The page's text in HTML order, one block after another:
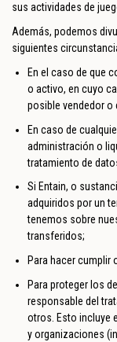
sus actividades de
Además, podemos
siguientes
En el caso de que
o activo, en cuyo
posible vendedor
En caso de
administración o
tratamiento de
Si Entain, o
adquiridos por un
tenemos sobre
transferidos;
Para hacer
Para proteger los
responsable del
otros. Esto incluye
y organizaciones